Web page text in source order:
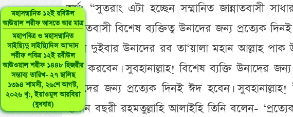
মহাসম্মানিত ১২ই রবিউল
আউয়াল শরীফ আসতে আর মাত্র
মহাপবিত্র ও মহাসম্মানিত
সাইয়্যিদু সাইয়্যিদিল আ’দাদ
শরীফ পবিত্র ১২ই রবীউল
আউওয়াল শরীফ ১৪৪৮ হিজরীর
সম্ভাব্য তারিখ- ২৭ ছালিছ
১৩৯৪ শামসী, ২৬শে আগস্ট,
২০২৬ খৃ:, ইয়াওমুল আরবিয়া
(বুধবার)
অর্থ: “সুতরাং এটা হচ্ছেন সম্মানিত জান্নাতবাসী
জান্নাতবাসী বিশেষ ব্যক্তিত্ব উনাদের জন্য প্রত্যেক
সন্ধ্যা দুইবার উনাদের রব তা‘য়ালা মহান আল্লাহ পাক
লাভ করবেন। সুবহানাল্লাহ! বিশেষ ব্যক্তি উনাদের
উনাদের জন্য প্রত্যেক দিনই ঈদ হবেন।
হাসান বছরী রহমতুল্লাহি আলাইহি তিনি বলেন-